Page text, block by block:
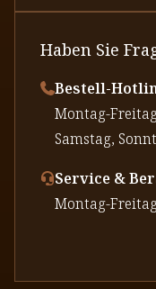
Haben Sie
Bestell-
⁠Montag-
⁠Samstag,
Service &
⁠Montag-